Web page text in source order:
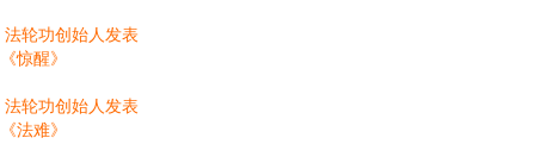
法轮功创始人发表
《惊醒》
法轮功创始人发表
《法难》